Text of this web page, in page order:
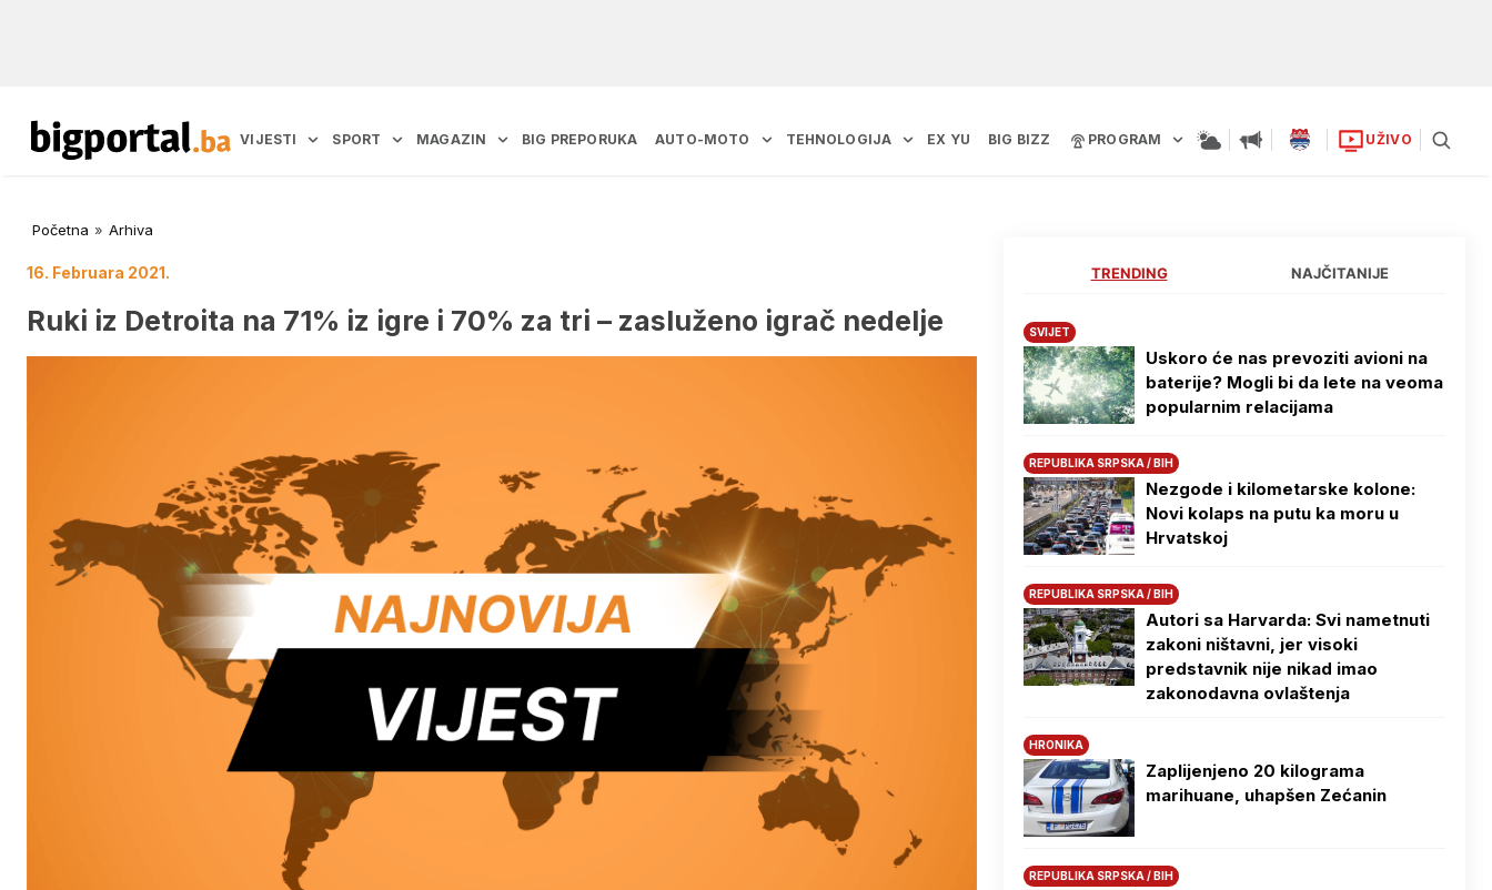
VIJESTI SPORT MAGAZIN BIG PREPORUKA AUTO-MOTO TEHNOLOGIJA EX YU BIG BIZZ PROGRAM UŽIVO
Početna » Arhiva
16. Februara 2021.
Ruki iz Detroita na 71% iz igre i 70% za tri – zasluženo igrač nedelje
TRENDING NAJČITANIJE
SVIJET
Uskoro će nas prevoziti avioni na
baterije? Mogli bi da lete na veoma
popularnim relacijama
REPUBLIKA SRPSKA / BIH
Nezgode i kilometarske kolone:
Novi kolaps na putu ka moru u
Hrvatskoj
REPUBLIKA SRPSKA / BIH
Autori sa Harvarda: Svi nametnuti
zakoni ništavni, jer visoki
predstavnik nije nikad imao
zakonodavna ovlaštenja
HRONIKA
Zaplijenjeno 20 kilograma
marihuane, uhapšen Zećanin
REPUBLIKA SRPSKA / BIH